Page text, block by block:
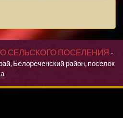
СЕЛЬСКОГО ПОСЕЛЕНИЯ -
Белореченский район, поселок
сайт, Вы даете согласие на
персональных данных.